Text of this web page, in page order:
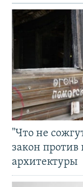
"Что не
закон
архитектуры